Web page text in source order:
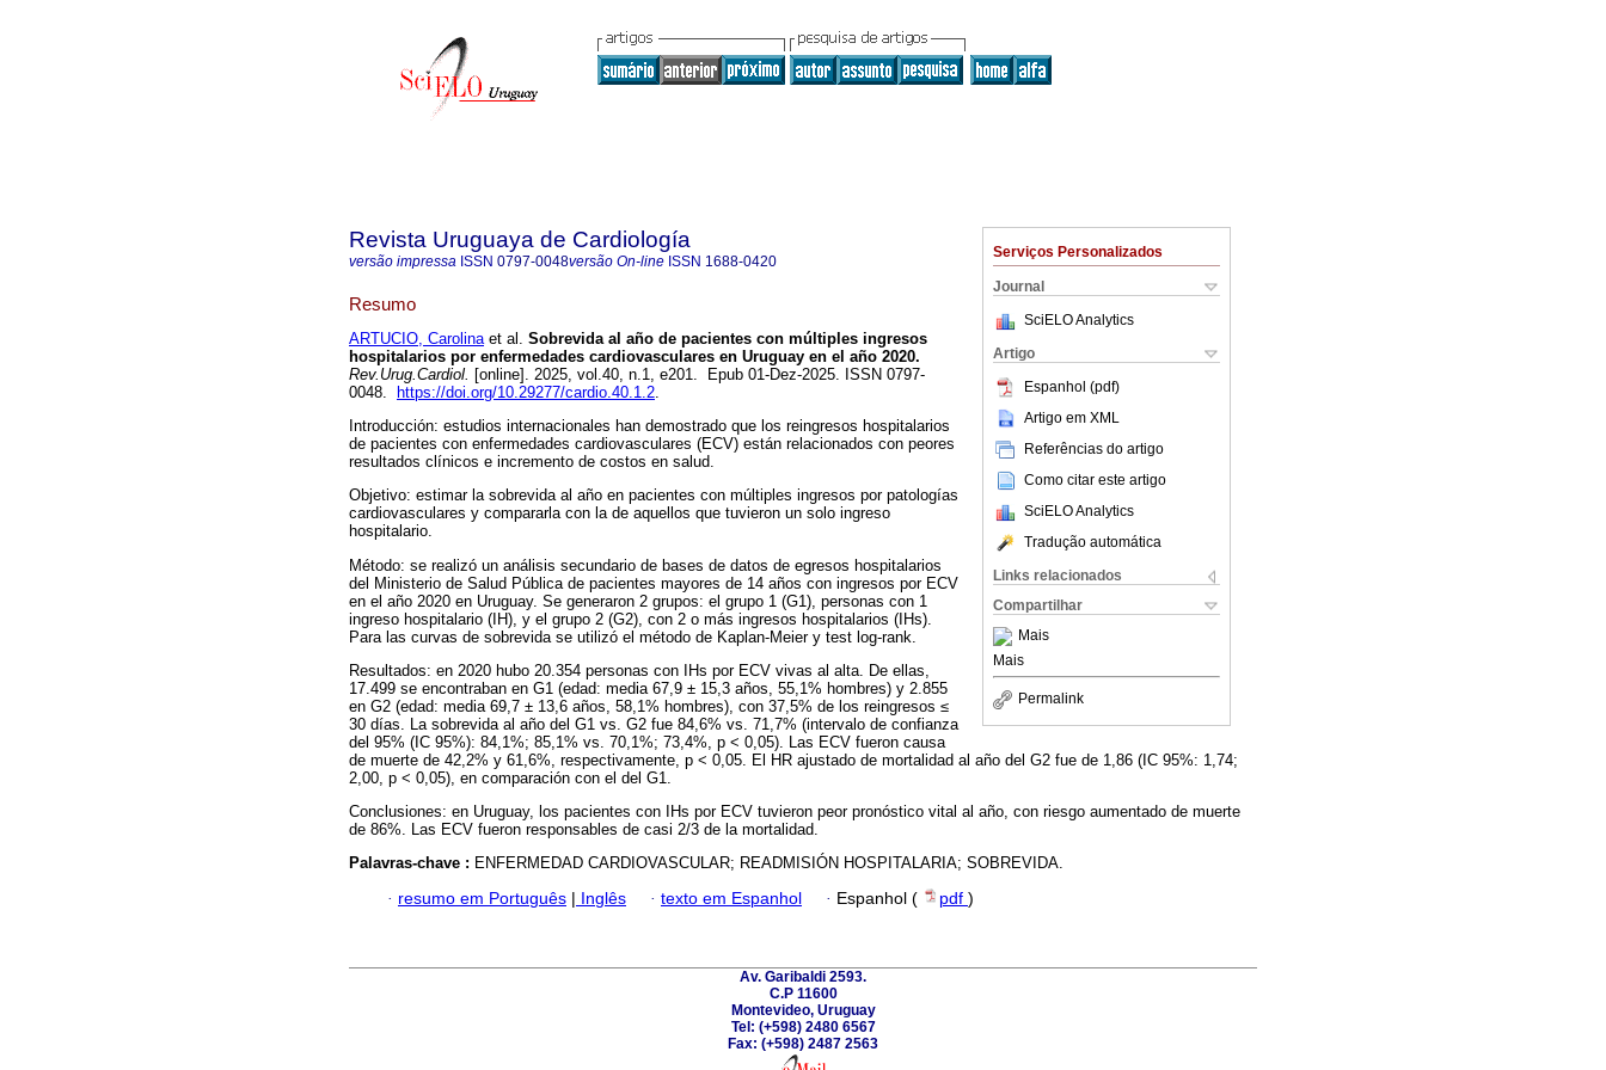
Serviços Personalizados
Journal
SciELO Analytics
Artigo
Espanhol (pdf)
Artigo em XML
Referências do artigo
Como citar este artigo
SciELO Analytics
Tradução automática
Links relacionados
Compartilhar
Mais
Mais
Permalink
Revista Uruguaya de Cardiología
versão impressa ISSN 0797-0048versão On-line ISSN 1688-0420
Resumo
ARTUCIO, Carolinaet al. Sobrevida al año de pacientes con múltiples ingresos
hospitalarios por enfermedades cardiovasculares en Uruguay en el año 2020.
Rev.Urug.Cardiol. [online]. 2025, vol.40, n.1, e201. Epub 01-Dez-2025. ISSN 0797-
0048.
https://doi.org/10.29277/cardio.40.1.2.
Introducción: estudios internacionales han demostrado que los reingresos hospitalarios
de pacientes con enfermedades cardiovasculares (ECV) están relacionados con peores
resultados clínicos e incremento de costos en salud.
Objetivo: estimar la sobrevida al año en pacientes con múltiples ingresos por patologías
cardiovasculares y compararla con la de aquellos que tuvieron un solo ingreso
hospitalario.
Método: se realizó un análisis secundario de bases de datos de egresos hospitalarios
del Ministerio de Salud Pública de pacientes mayores de 14 años con ingresos por ECV
en el año 2020 en Uruguay. Se generaron 2 grupos: el grupo 1 (G1), personas con 1
ingreso hospitalario (IH), y el grupo 2 (G2), con 2 o más ingresos hospitalarios (IHs).
Para las curvas de sobrevida se utilizó el método de Kaplan-Meier y test log-rank.
Resultados: en 2020 hubo 20.354 personas con IHs por ECV vivas al alta. De ellas,
17.499 se encontraban en G1 (edad: media 67,9 ± 15,3 años, 55,1% hombres) y 2.855
en G2 (edad: media 69,7 ± 13,6 años, 58,1% hombres), con 37,5% de los reingresos ≤
30 días. La sobrevida al año del G1 vs. G2 fue 84,6% vs. 71,7% (intervalo de confianza
del 95% (IC 95%): 84,1%; 85,1% vs. 70,1%; 73,4%, p < 0,05). Las ECV fueron causa
de muerte de 42,2% y 61,6%, respectivamente, p < 0,05. El HR ajustado de mortalidad al año del G2 fue de 1,86 (IC 95%: 1,74;
2,00, p < 0,05), en comparación con el del G1.
Conclusiones: en Uruguay, los pacientes con IHs por ECV tuvieron peor pronóstico vital al año, con riesgo aumentado de muerte
de 86%. Las ECV fueron responsables de casi 2/3 de la mortalidad.
Palavras-chave : ENFERMEDAD CARDIOVASCULAR; READMISIÓN HOSPITALARIA; SOBREVIDA.
· resumo em Português Inglês · texto em Espanhol · Espanhol ( pdf )
Av. Garibaldi 2593.
C.P 11600
Montevideo, Uruguay
Tel: (+598) 2480 6567
Fax: (+598) 2487 2563